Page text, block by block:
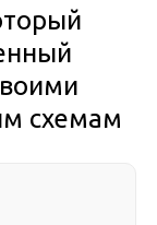
схемам